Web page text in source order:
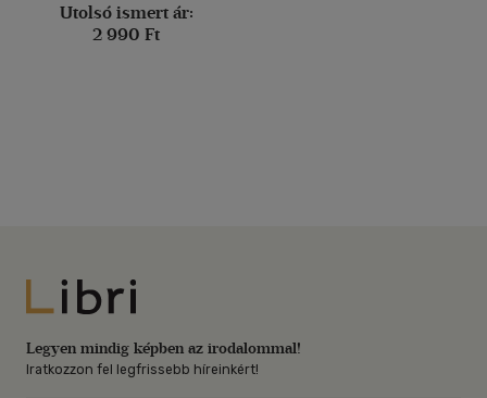
Utolsó ismert ár:
2 990 Ft
Libri
Legyen mindig képben az irodalommal!
Iratkozzon fel legfrissebb híreinkért!